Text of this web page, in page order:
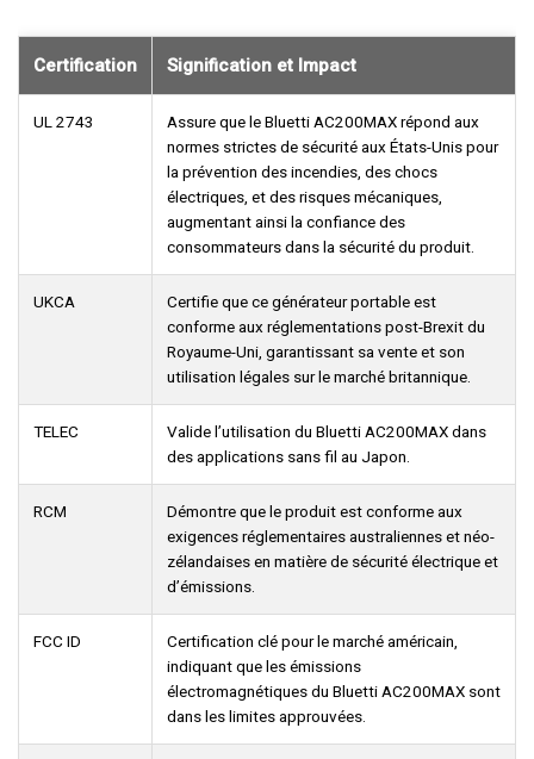
Certification Signification et Impact
UL 2743
Assure que le Bluetti AC200MAX répond aux
normes strictes de sécurité aux États-Unis pour
la prévention des incendies, des chocs
électriques, et des risques mécaniques,
augmentant ainsi la confiance des
consommateurs dans la sécurité du produit.
UKCA
Certifie que ce générateur portable est
conforme aux réglementations post-Brexit du
Royaume-Uni, garantissant sa vente et son
utilisation légales sur le marché britannique.
TELEC
Valide l’utilisation du Bluetti AC200MAX dans
des applications sans fil au Japon.
RCM
Démontre que le produit est conforme aux
exigences réglementaires australiennes et néo-
zélandaises en matière de sécurité électrique et
d’émissions.
FCC ID
Certification clé pour le marché américain,
indiquant que les émissions
électromagnétiques du Bluetti AC200MAX sont
dans les limites approuvées.